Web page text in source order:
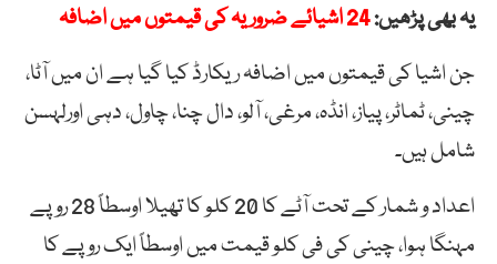
یہ بھی پڑھیں:
جن اشیا کی قیمتوں میں اضافہ ریکارڈ کیا گیا ہے ان میں آٹا،
چینی، ٹماٹر، پیاز، انڈہ، مرغی، آلو، دال چنا، چاول، دہی اورلہسن
شامل ہیں۔
اعداد و شمار کے تحت آٹے کا 20 کلو کا تھیلا اوسطاً 28 روپے
مہنگا ہوا، چینی کی فی کلو قیمت میں اوسطاً ایک روپے کا